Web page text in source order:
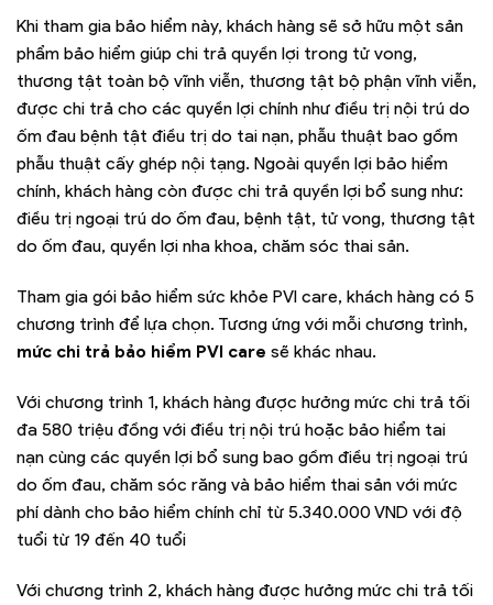
Khi tham gia bảo hiểm này, khách hàng sẽ sở hữu một sản
phẩm bảo hiểm giúp chi trả quyền lợi trong tử vong,
thương tật toàn bộ vĩnh viễn, thương tật bộ phận vĩnh viễn,
được chi trả cho các quyền lợi chính như điều trị nội trú do
ốm đau bệnh tật điều trị do tai nạn, phẫu thuật bao gồm
phẫu thuật cấy ghép nội tạng. Ngoài quyền lợi bảo hiểm
chính, khách hàng còn được chi trả quyền lợi bổ sung như:
điều trị ngoại trú do ốm đau, bệnh tật, tử vong, thương tật
do ốm đau, quyền lợi nha khoa, chăm sóc thai sản.
Tham gia gói bảo hiểm sức khỏe PVI care, khách hàng có 5
chương trình để lựa chọn. Tương ứng với mỗi chương trình,
mức chi trả bảo hiểm PVI care sẽ khác nhau.
Với chương trình 1, khách hàng được hưởng mức chi trả tối
đa 580 triệu đồng với điều trị nội trú hoặc bảo hiểm tai
nạn cùng các quyền lợi bổ sung bao gồm điều trị ngoại trú
do ốm đau, chăm sóc răng và bảo hiểm thai sản với mức
phí dành cho bảo hiểm chính chỉ từ 5.340.000 VND với độ
tuổi từ 19 đến 40 tuổi
Với chương trình 2, khách hàng được hưởng mức chi trả tối